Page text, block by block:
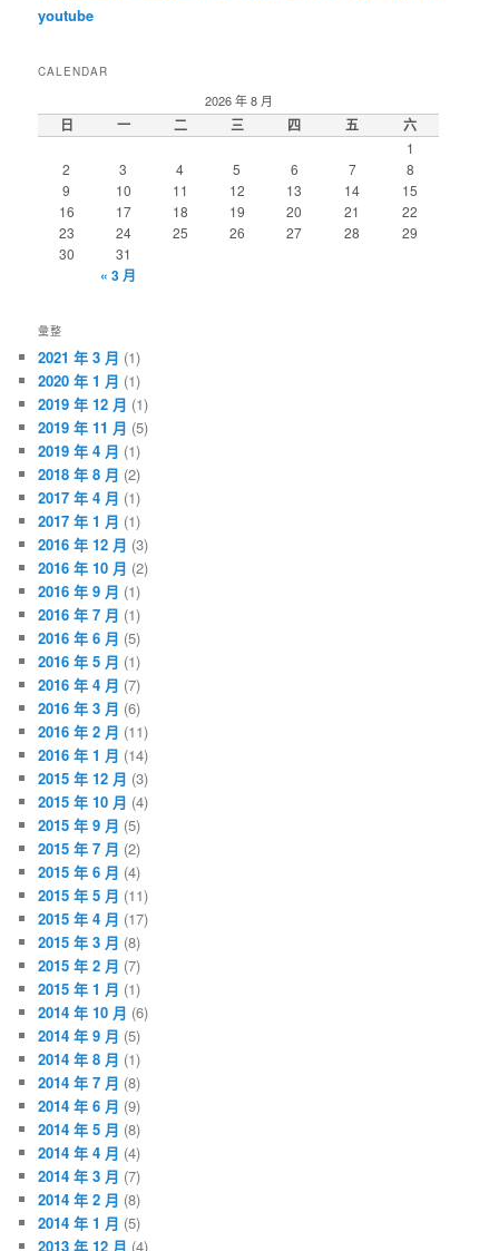
youtube
CALENDAR
2026 年 8 月
日 一 二 三 四 五 六
1
2
3 4 5 6 7
8
9
10 11 12 13 14
15
16
17 18 19 20 21
22
23
24 25 26 27 28
29
30
31
« 3 月
彙整
2021 年 3 月 (1)
2020 年 1 月 (1)
2019 年 12 月 (1)
2019 年 11 月 (5)
2019 年 4 月 (1)
2018 年 8 月 (2)
2017 年 4 月 (1)
2017 年 1 月 (1)
2016 年 12 月 (3)
2016 年 10 月 (2)
2016 年 9 月 (1)
2016 年 7 月 (1)
2016 年 6 月 (5)
2016 年 5 月 (1)
2016 年 4 月 (7)
2016 年 3 月 (6)
2016 年 2 月 (11)
2016 年 1 月 (14)
2015 年 12 月 (3)
2015 年 10 月 (4)
2015 年 9 月 (5)
2015 年 7 月 (2)
2015 年 6 月 (4)
2015 年 5 月 (11)
2015 年 4 月 (17)
2015 年 3 月 (8)
2015 年 2 月 (7)
2015 年 1 月 (1)
2014 年 10 月 (6)
2014 年 9 月 (5)
2014 年 8 月 (1)
2014 年 7 月 (8)
2014 年 6 月 (9)
2014 年 5 月 (8)
2014 年 4 月 (4)
2014 年 3 月 (7)
2014 年 2 月 (8)
2014 年 1 月 (5)
2013 年 12 月 (4)